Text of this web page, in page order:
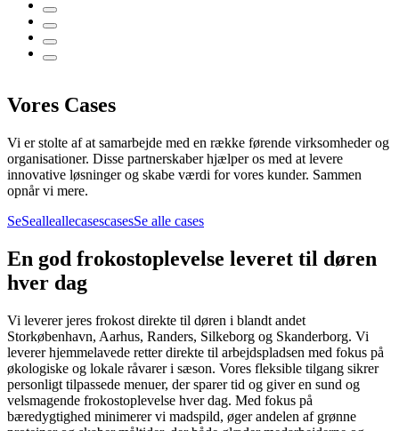
Vores Cases
Vi er stolte af at samarbejde med en række førende virksomheder og
organisationer. Disse partnerskaber hjælper os med at levere
innovative løsninger og skabe værdi for vores kunder. Sammen
opnår vi mere.
SeSealleallecasescasesSe alle cases
En god frokostoplevelse leveret til døren
hver dag
Vi leverer jeres frokost direkte til døren i blandt andet
Storkøbenhavn, Aarhus, Randers, Silkeborg og Skanderborg. Vi
leverer hjemmelavede retter direkte til arbejdspladsen med fokus på
økologiske og lokale råvarer i sæson. Vores fleksible tilgang sikrer
personligt tilpassede menuer, der sparer tid og giver en sund og
velsmagende frokostoplevelse hver dag. Med fokus på
bæredygtighed minimerer vi madspild, øger andelen af grønne